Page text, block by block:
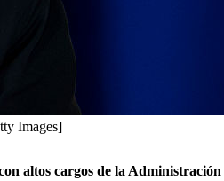
Images]
altos cargos de la